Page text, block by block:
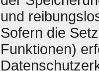
und
Sofern die
Funktionen)